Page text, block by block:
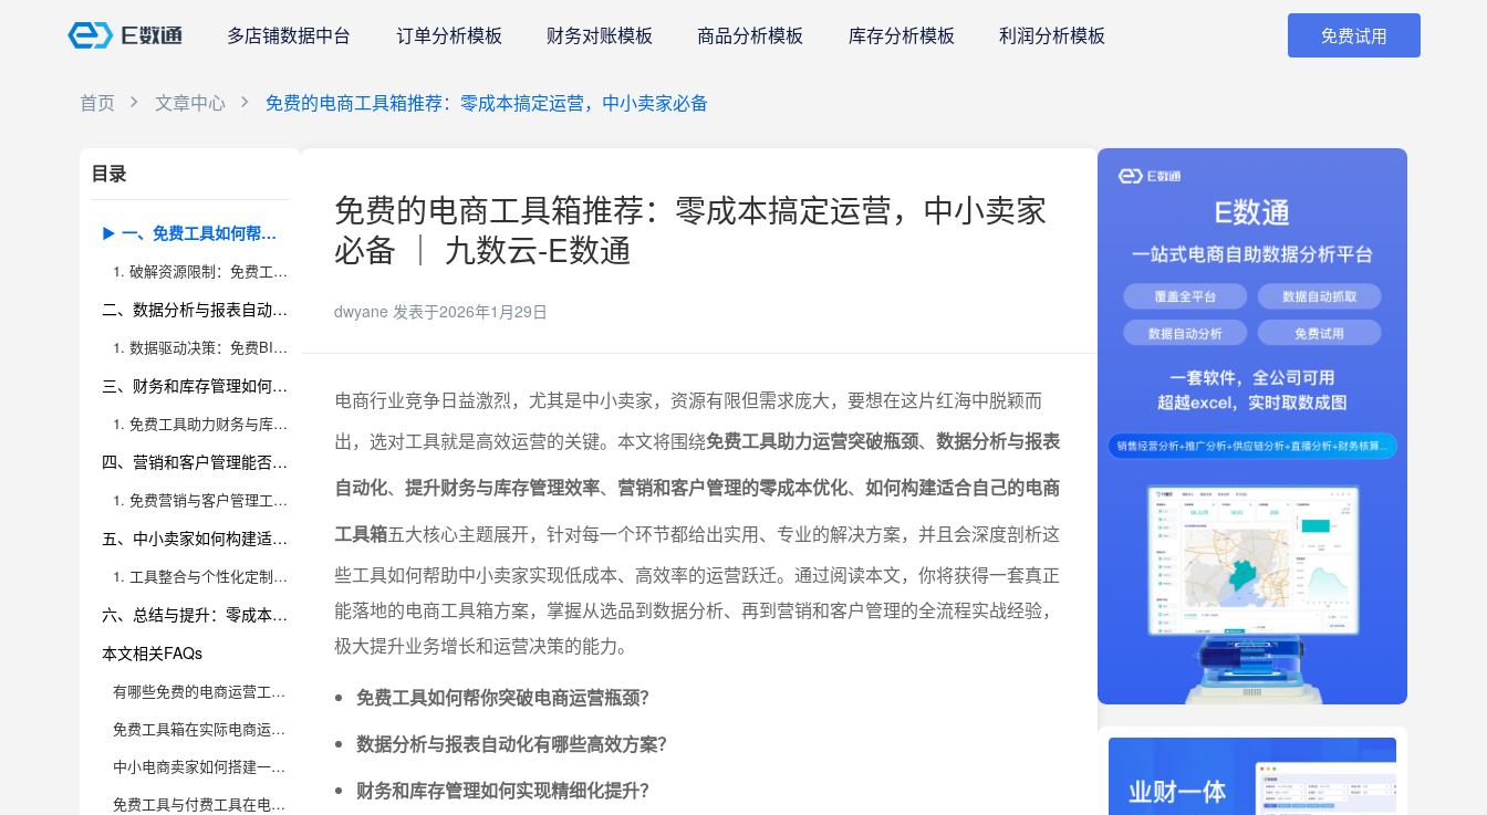
多店铺数据中台 订单分析模板 财务对账模板 商品分析模板 库存分析模板 利润分析模板 免费试用
首页 文章中心 免费的电商工具箱推荐：零成本搞定运营，中小卖家必备
目录
一、免费工具如何帮你突破电商运营瓶颈？
1. 破解资源限制：免费工具变革电商运营
二、数据分析与报表自动化有哪些高效方案？
1. 数据驱动决策：免费BI工具的专业应用
三、财务和库存管理如何实现精细化提升？
1. 免费工具助力财务与库存智能化管理
四、营销和客户管理能否实现零成本优化？
1. 免费营销与客户管理工具的落地应用
五、中小卖家如何构建适合自己的电商工具箱？
1. 工具整合与个性化定制方案
六、总结与提升：零成本工具箱助力中小卖家高效成长
本文相关FAQs
有哪些免费的电商运营工具，能帮助中小卖家实现零成本高效管理？
免费工具箱在实际电商运营中有哪些使用误区？如何规避？
中小电商卖家如何搭建一套低成本的运营数据分析体系？
免费工具与付费工具在电商运营中的本质区别是什么？什么时候考虑升级？
免费的电商工具箱推荐：零成本搞定运营，中小卖家
必备 ｜ 九数云-E数通
dwyane 发表于2026年1月29日
电商行业竞争日益激烈，尤其是中小卖家，资源有限但需求庞大，要想在这片红海中脱颖而
出，选对工具就是高效运营的关键。本文将围绕免费工具助力运营突破瓶颈、 数据分析与报表
自动化、 提升财务与库存管理效率、 营销和客户管理的零成本优化、 如何构建适合自己的电商
工具箱五大核心主题展开，针对每一个环节都给出实用、专业的解决方案，并且会深度剖析这
些工具如何帮助中小卖家实现低成本、高效率的运营跃迁。通过阅读本文，你将获得一套真正
能落地的电商工具箱方案，掌握从选品到数据分析、再到营销和客户管理的全流程实战经验，
极大提升业务增长和运营决策的能力。
免费工具如何帮你突破电商运营瓶颈？
数据分析与报表自动化有哪些高效方案？
财务和库存管理如何实现精细化提升？